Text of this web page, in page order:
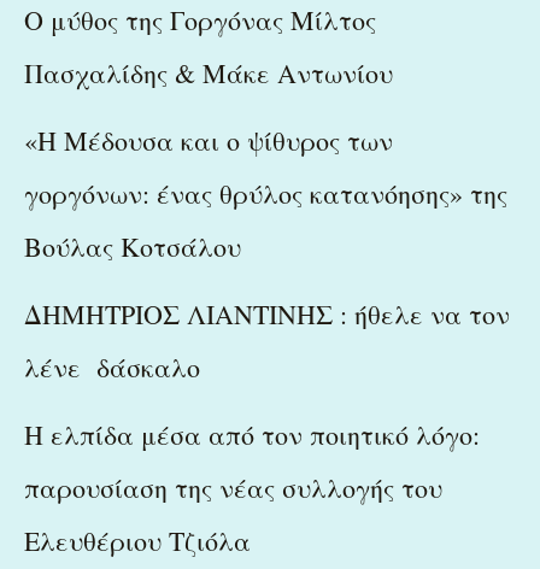
Ο μύθος της Γοργόνας Μίλτος
Πασχαλίδης & Μάκε Αντωνίου
«Η Μέδουσα και ο ψίθυρος των
γοργόνων: ένας θρύλος κατανόησης» της
Βούλας Κοτσάλου
ΔΗΜΗΤΡΙΟΣ ΛΙΑΝΤΙΝΗΣ : ήθελε να τον
λένε δάσκαλο
Η ελπίδα μέσα από τον ποιητικό λόγο:
παρουσίαση της νέας συλλογής του
Ελευθέριου Τζιόλα